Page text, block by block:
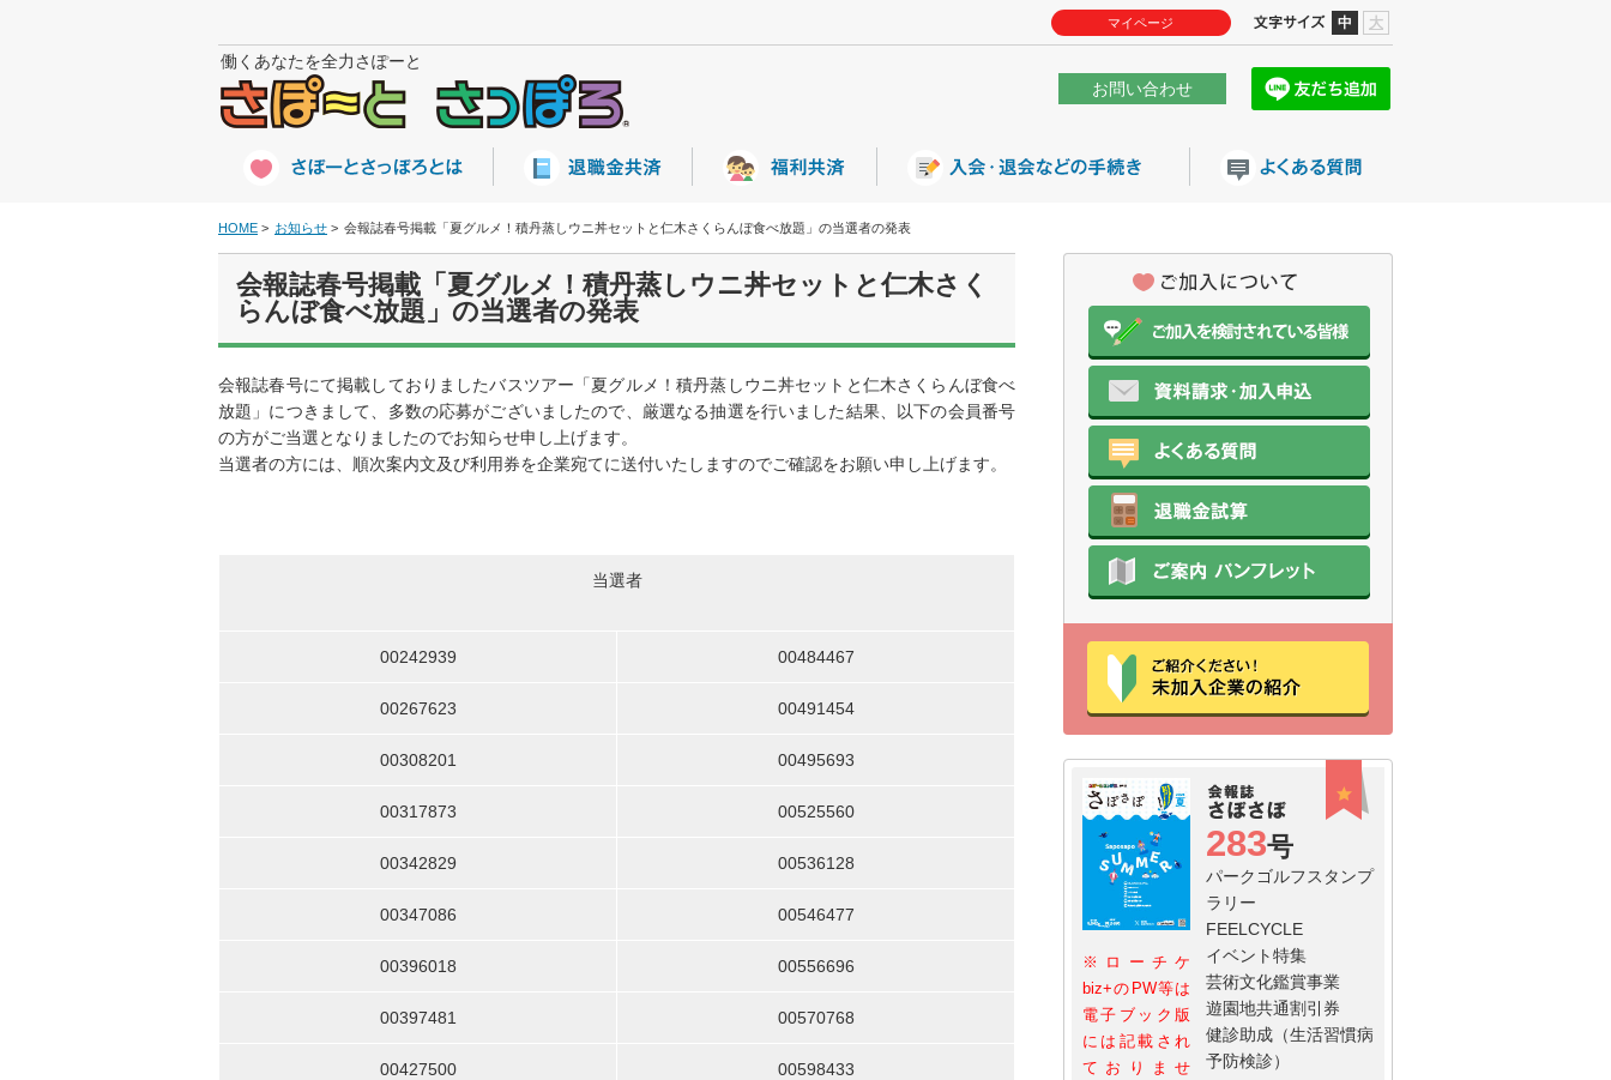
マイページ 中 大
働くあなたを全力さぽーと
お問い合わせ
HOME お知らせ 会報誌春号掲載「夏グルメ！積丹蒸しウニ丼セットと仁木さくらんぼ食べ放題」の当選者の発表
会報誌春号掲載「夏グルメ！積丹蒸しウニ丼セットと仁木さく
らんぼ食べ放題」の当選者の発表
会報誌春号にて掲載しておりましたバスツアー「夏グルメ！積丹蒸しウニ丼セットと仁木さくらんぼ食べ
放題」につきまして、多数の応募がございましたので、厳選なる抽選を行いました結果、以下の会員番号
の方がご当選となりましたのでお知らせ申し上げます。
当選者の方には、順次案内文及び利用券を企業宛てに送付いたしますのでご確認をお願い申し上げます。
当選者
00242939 00484467
00267623 00491454
00308201 00495693
00317873 00525560
00342829 00536128
00347086 00546477
00396018 00556696
00397481 00570768
00427500 00598433
※ローチケ
biz+のPW等は
電子ブック版
には記載され
ておりませ
283号
パークゴルフスタンプ
ラリー
FEELCYCLE
イベント特集
芸術文化鑑賞事業
遊園地共通割引券
健診助成（生活習慣病
予防検診）